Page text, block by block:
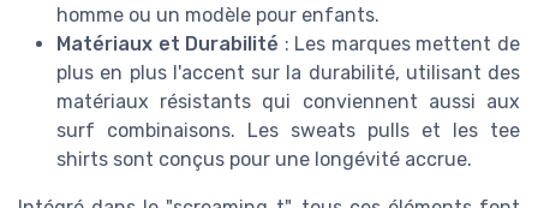
homme ou un modèle pour enfants.
Matériaux et Durabilité : Les marques mettent de
plus en plus l'accent sur la durabilité, utilisant des
matériaux résistants qui conviennent aussi aux
surf combinaisons. Les sweats pulls et les tee
shirts sont conçus pour une longévité accrue.